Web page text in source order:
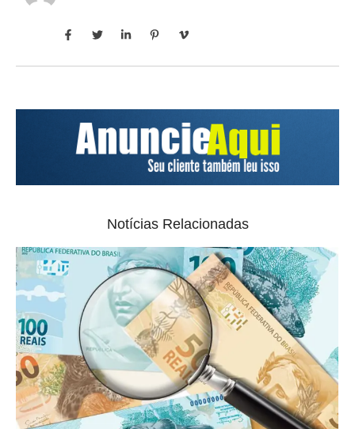
Notícias Relacionadas